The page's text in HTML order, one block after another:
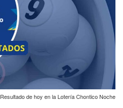
Resultado de hoy en la Lotería Chontico Noche